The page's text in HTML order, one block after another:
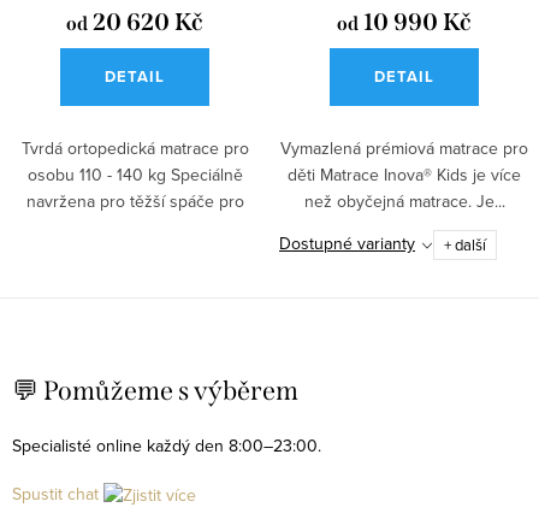
od 20 620 Kč
DETAIL
Tvrdá ortopedická matrace pro
osobu 110 - 140 kg Speciálně
navržena pro těžší spáče pro
od 10 990 Kč
DETAIL
Vymazlená prémiová matrace pro
děti Matrace Inova® Kids je více
než obyčejná matrace. Je...
Dostupné varianty
+ další
v
á
a
💬 Pomůžeme s výběrem
Specialisté online každý den 8:00–23:00.
Spustit chat